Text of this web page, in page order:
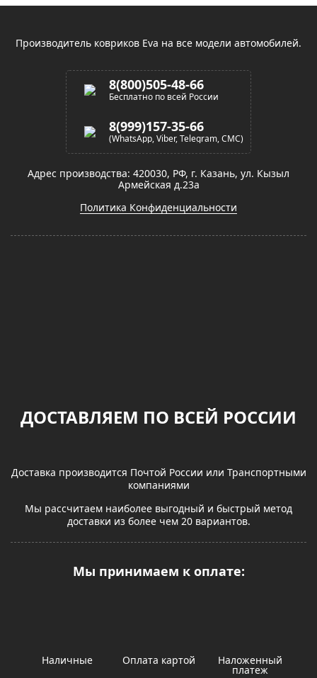
Производитель ковриков Eva на все модели автомобилей.
8(800)505-48-66
Бесплатно по всей России
8(999)157-35-66
(WhatsApp, Viber, Telegram, СМС)
Адрес производства: 420030, РФ, г. Казань, ул. Кызыл
Армейская д.23а
Политика Конфиденциальности
ДОСТАВЛЯЕМ ПО ВСЕЙ РОССИИ
Доставка производится Почтой России или Транспортными
компаниями
Мы рассчитаем наиболее выгодный и быстрый метод
доставки из более чем 20 вариантов.
Мы принимаем к оплате:
Наличные Оплата картой Наложенный
платеж